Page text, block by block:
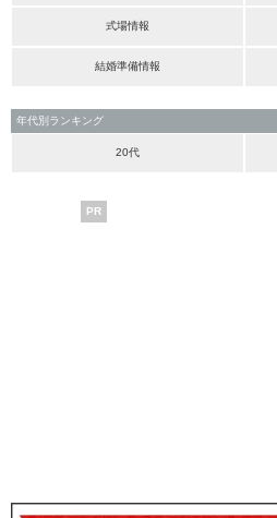
式場情報
結婚準備情報
年代別ランキング
20代
PR